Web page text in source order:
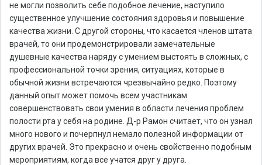
не могли позволить себе подобное лечение, наступило
существенное улучшение состояния здоровья и повышение
качества жизни. С другой стороны, что касается членов штата
врачей, то они продемонстрировали замечательные
душевные качества наряду с умением выстоять в сложных, с
профессиональной точки зрения, ситуациях, которые в
обычной жизни встречаются чрезвычайно редко. Поэтому
данный опыт может помочь всем участникам
совершенствовать свои умения в области лечения проблем
полости рта у себя на родине. Д-р Рамон считает, что он узнал
много нового и почерпнул немало полезной информации от
других врачей. Это прекрасно и очень свойственно подобным
мероприятиям, когда все учатся друг у друга.